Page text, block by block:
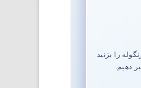
را بزنید
دهیم.